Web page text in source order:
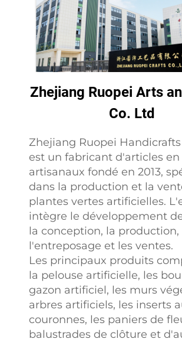
Zhejiang Ruopei Arts
Co. Ltd
Zhejiang Ruopei Handicrafts
est un fabricant d'articles
artisanaux fondé en 2013,
dans la production et la
plantes vertes artificielles.
intègre le développement
la conception, la production,
l'entreposage et les ventes.
Les principaux produits
la pelouse artificielle, les
gazon artificiel, les murs
arbres artificiels, les inserts
couronnes, les paniers de
balustrades de clôture et